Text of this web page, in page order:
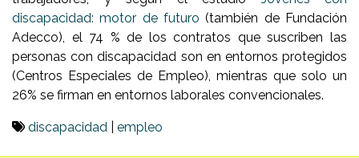
discapacidad: motor de futuro (también de Fundación
Adecco), el 74 % de los contratos que suscriben las
personas con discapacidad son en entornos protegidos
(Centros Especiales de Empleo), mientras que solo un
26% se firman en entornos laborales convencionales.
discapacidad empleo